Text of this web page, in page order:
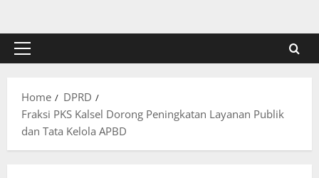
Primary
Home
DPRD
Fraksi PKS Kalsel Dorong Peningkatan Layanan Publik
dan Tata Kelola APBD